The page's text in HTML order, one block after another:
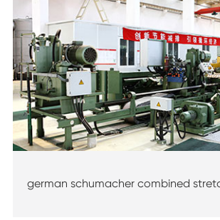
german schumacher combined